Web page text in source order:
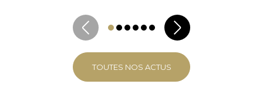
TOUTES NOS ACTUS